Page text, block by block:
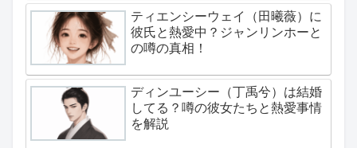
ティエンシーウェイ（田曦薇）に
彼氏と熱愛中？ジャンリンホーと
の噂の真相！
ディンユーシー（丁禹兮）は結婚
してる？噂の彼女たちと熱愛事情
を解説